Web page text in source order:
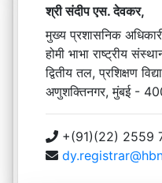
श्री संदीप एस. देवकर,
मुख्य प्रशासनिक
होमी भाभा राष्ट्रीय
द्वितीय तल, प्रशिक्षण
अणुशक्तिनगर, मुंबई -
+(91)(22) 2559